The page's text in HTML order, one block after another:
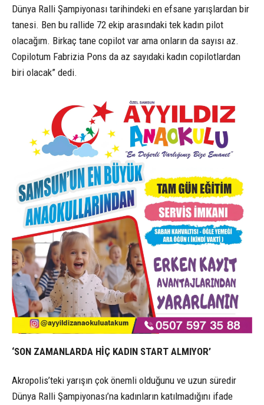
Dünya Ralli Şampiyonası tarihindeki en efsane yarışlardan bir
tanesi. Ben bu rallide 72 ekip arasındaki tek kadın pilot
olacağım. Birkaç tane copilot var ama onların da sayısı az.
Copilotum Fabrizia Pons da az sayıdaki kadın copilotlardan
biri olacak” dedi.
‘SON ZAMANLARDA HİÇ KADIN START ALMIYOR’
Akropolis’teki yarışın çok önemli olduğunu ve uzun süredir
Dünya Ralli Şampiyonası’na kadınların katılmadığını ifade